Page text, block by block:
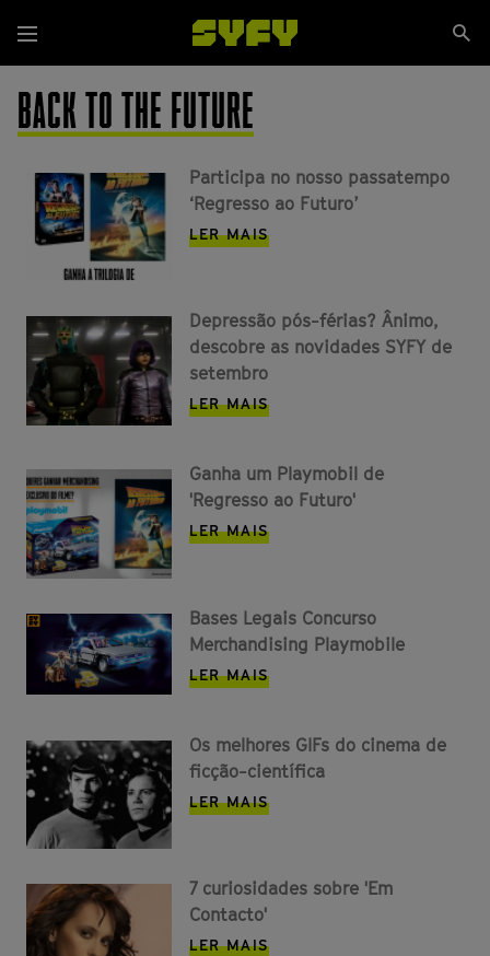
para
o
conteúdo
principal
Menu
BACK TO THE FUTURE
Participa no nosso passatempo
‘Regresso ao Futuro’
LER MAIS
Depressão pós-férias? Ânimo,
descobre as novidades SYFY de
setembro
LER MAIS
Ganha um Playmobil de
'Regresso ao Futuro'
LER MAIS
Bases Legais Concurso
Merchandising Playmobile
LER MAIS
Os melhores GIFs do cinema de
ficção-científica
LER MAIS
7 curiosidades sobre 'Em
Contacto'
LER MAIS